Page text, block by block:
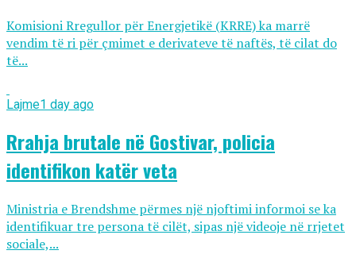
Komisioni Rregullor për Energjetikë (KRRE) ka marrë
vendim të ri për çmimet e derivateve të naftës, të cilat do
të...
Lajme1 day ago
Rrahja brutale në Gostivar, policia
identifikon katër veta
Ministria e Brendshme përmes një njoftimi informoi se ka
identifikuar tre persona të cilët, sipas një videoje në rrjetet
sociale,...